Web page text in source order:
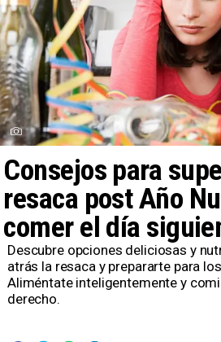
Consejos para
resaca post Año
comer el día
Descubre opciones deliciosas y
atrás la resaca y prepararte para
Aliméntate inteligentemente y
derecho.